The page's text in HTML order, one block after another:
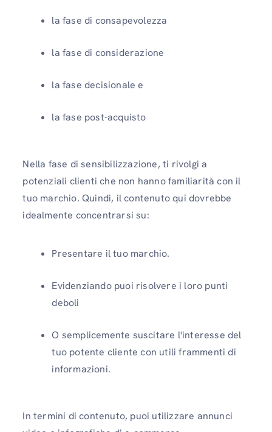
la fase di consapevolezza
la fase di considerazione
la fase decisionale e
la fase post-acquisto
Nella fase di sensibilizzazione, ti rivolgi a
potenziali clienti che non hanno familiarità con il
tuo marchio. Quindi, il contenuto qui dovrebbe
idealmente concentrarsi su:
Presentare il tuo marchio.
Evidenziando puoi risolvere i loro punti
deboli
O semplicemente suscitare l'interesse del
tuo potente cliente con utili frammenti di
informazioni.
In termini di contenuto, puoi utilizzare annunci